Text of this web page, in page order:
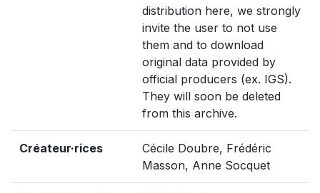
distribution here, we strongly
invite the user to not use
them and to download
original data provided by
official producers (ex. IGS).
They will soon be deleted
from this archive.
Créateur·rices
Cécile Doubre, Frédéric
Masson, Anne Socquet